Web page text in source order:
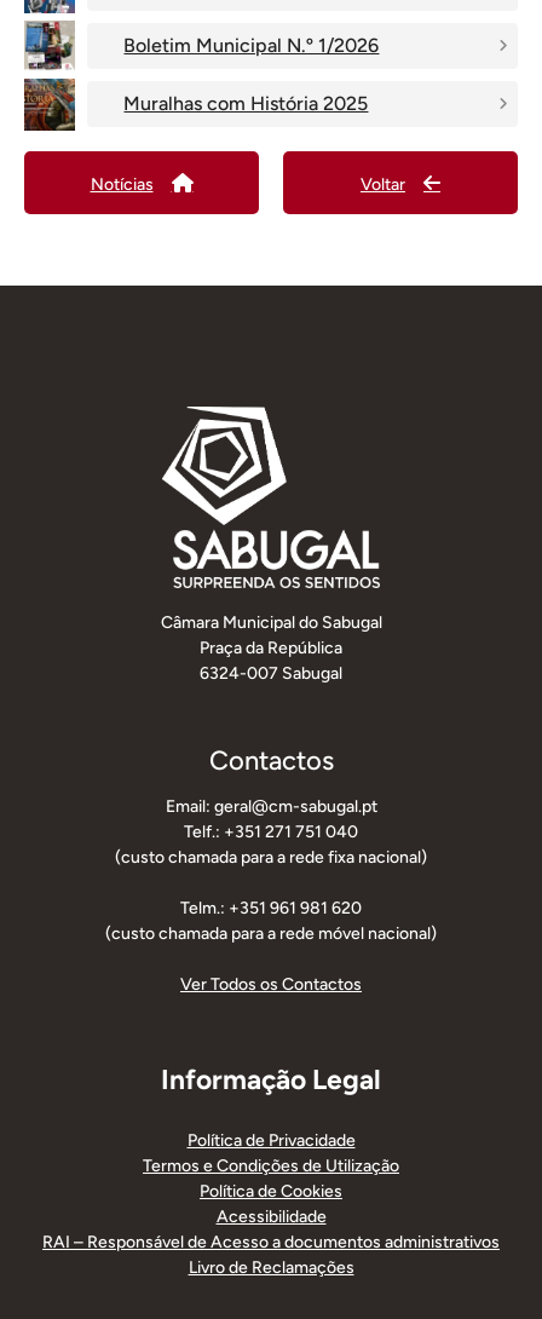
Boletim Municipal N.º 1/2026
Muralhas com História 2025
Notícias Voltar
Câmara Municipal do Sabugal
Praça da República
6324-007 Sabugal
Contactos
Email: geral@cm-sabugal.pt
Telf.: +351 271 751 040
(custo chamada para a rede fixa nacional)
Telm.: +351 961 981 620
(custo chamada para a rede móvel nacional)
Ver Todos os Contactos
Informação Legal
Política de Privacidade
Termos e Condições de Utilização
Política de Cookies
Acessibilidade
RAI – Responsável de Acesso a documentos administrativos
Livro de Reclamações